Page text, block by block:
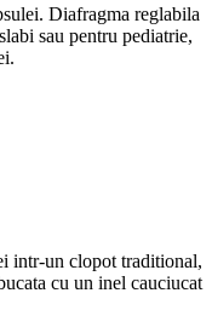
Diafragma reglabila
sau pentru pediatrie,
intr-un clopot traditional,
cu un inel cauciucat